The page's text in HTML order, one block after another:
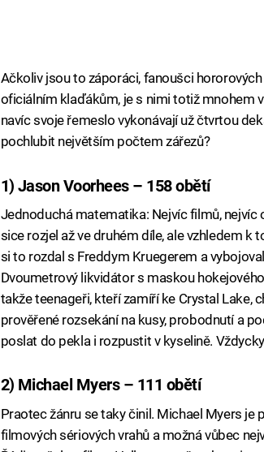
Ačkoliv jsou to záporáci, fanoušci
oficiálním klaďákům, je s nimi totiž mnohem
navíc svoje řemeslo vykonávají už čtvrtou
pochlubit největším počtem zářezů?
1) Jason Voorhees – 158 obětí
Jednoduchá matematika: Nejvíc filmů,
sice rozjel až ve druhém díle, ale vzhledem k
si to rozdal s Freddym Kruegerem a
Dvoumetrový likvidátor s maskou
takže teenageři, kteří zamíří ke Crystal Lake,
prověřené rozsekání na kusy, probodnutí a
poslat do pekla i rozpustit v kyselině.
2) Michael Myers – 111 obětí
Praotec žánru se taky činil. Michael Myers je
filmových sériových vrahů a možná vůbec